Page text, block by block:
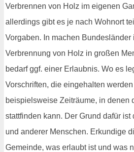
Verbrennen von Holz im eigenen
allerdings gibt es je nach Wohnort
Vorgaben. In machen Bundesländer
Verbrennung von Holz in großen
bedarf ggf. einer Erlaubnis. Wo es
Vorschriften, die eingehalten
beispielsweise Zeiträume, in denen
stattfinden kann. Der Grund dafür
und anderer Menschen. Erkundige
Gemeinde, was erlaubt ist und was